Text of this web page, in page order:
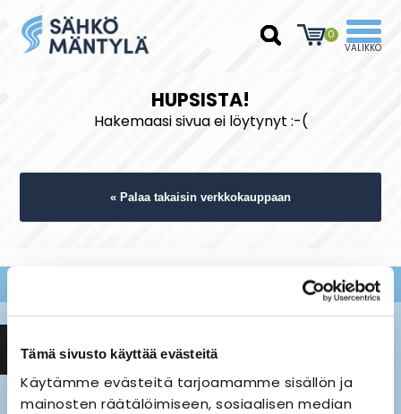
Tämä sivusto käyttää evästeitä
Käytämme evästeitä tarjoamamme sisällön ja
mainosten räätälöimiseen, sosiaalisen median
0
HUPSISTA!
Hakemaasi sivua ei löytynyt :-(
« Palaa takaisin verkkokauppaan